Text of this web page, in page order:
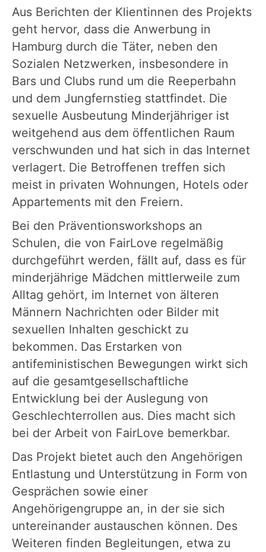
Aus Berichten der Klientinnen des Projekts
geht hervor, dass die Anwerbung in
Hamburg durch die Täter, neben den
Sozialen Netzwerken, insbesondere in
Bars und Clubs rund um die Reeperbahn
und dem Jungfernstieg stattfindet. Die
sexuelle Ausbeutung Minderjähriger ist
weitgehend aus dem öffentlichen Raum
verschwunden und hat sich in das Internet
verlagert. Die Betroffenen treffen sich
meist in privaten Wohnungen, Hotels oder
Appartements mit den Freiern.
Bei den Präventionsworkshops an
Schulen, die von FairLove regelmäßig
durchgeführt werden, fällt auf, dass es für
minderjährige Mädchen mittlerweile zum
Alltag gehört, im Internet von älteren
Männern Nachrichten oder Bilder mit
sexuellen Inhalten geschickt zu
bekommen. Das Erstarken von
antifeministischen Bewegungen wirkt sich
auf die gesamtgesellschaftliche
Entwicklung bei der Auslegung von
Geschlechterrollen aus. Dies macht sich
bei der Arbeit von FairLove bemerkbar.
Das Projekt bietet auch den Angehörigen
Entlastung und Unterstützung in Form von
Gesprächen sowie einer
Angehörigengruppe an, in der sie sich
untereinander austauschen können. Des
Weiteren finden Begleitungen, etwa zu